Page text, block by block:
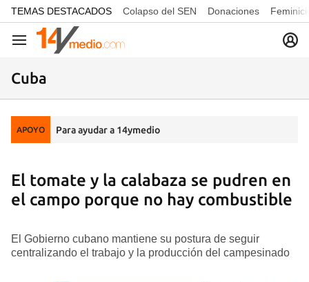
common.go-to-content
TEMAS DESTACADOS Colapso del SEN Donaciones
Navegación
Cuba
APOYO Para ayudar a 14ymedio
El tomate y la calabaza se pudren en
el campo porque no hay combustible
El Gobierno cubano mantiene su postura de seguir
centralizando el trabajo y la producción del campesinado